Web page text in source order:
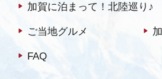
加賀に泊まって！北陸巡り♪
ご当地グルメ
FAQ